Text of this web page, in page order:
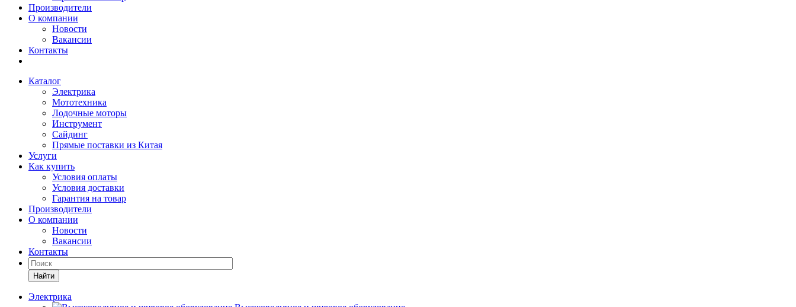
Производители
О компании
Новости
Вакансии
Контакты
Каталог
Электрика
Мототехника
Лодочные моторы
Инструмент
Сайдинг
Прямые поставки из Китая
Услуги
Как купить
Условия оплаты
Условия доставки
Гарантия на товар
Производители
О компании
Новости
Вакансии
Контакты
Найти
Электрика